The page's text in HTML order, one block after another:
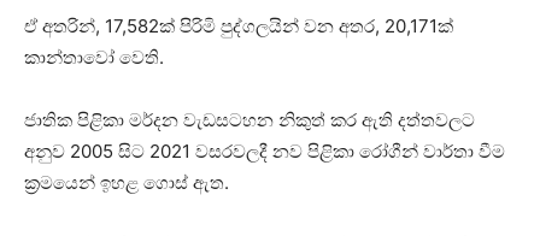
ඒ අතරින්, 17,582ක් පිරිමි පුද්ගලයින් වන අතර, 20,171ක්
කාන්තාවෝ වෙති.
ජාතික පිළිකා මර්දන වැඩසටහන නිකුත් කර ඇති දත්තවලට
අනුව 2005 සිට 2021 වසරවලදී නව පිළිකා රෝගීන් වාර්තා වීම
ක්‍රමයෙන් ඉහළ ගොස් ඇත.